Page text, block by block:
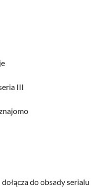
III
do obsady serialu